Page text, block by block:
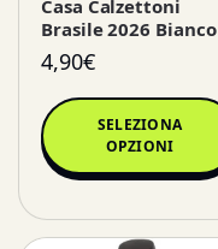
Casa Calzettoni
Brasile 2026 Bianco
4,90€
SELEZIONA
OPZIONI